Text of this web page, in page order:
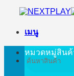
เมนู
ค้นหา:
หมวดหมู่สินค้